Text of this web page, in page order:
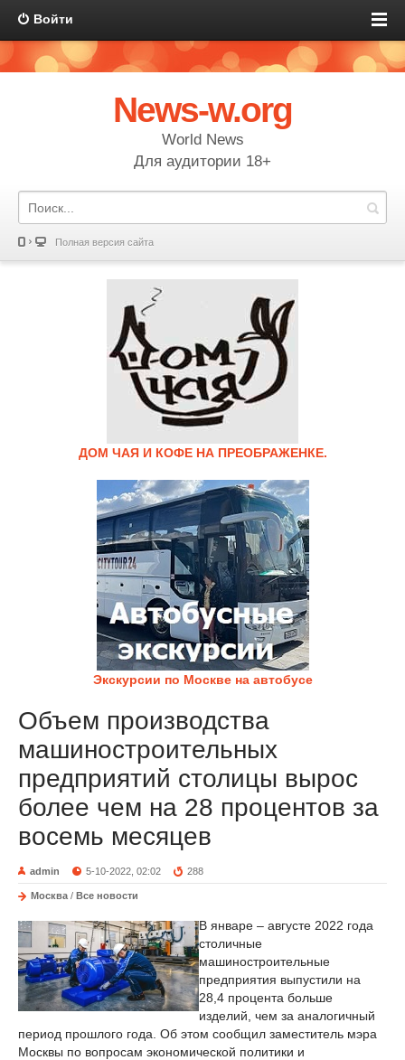
Войти
News-w.org
World News
Для аудитории 18+
Полная версия сайта
ДОМ ЧАЯ И КОФЕ НА ПРЕОБРАЖЕНКЕ.
Экскурсии по Москве на автобусе
Объем производства
машиностроительных
предприятий столицы вырос
более чем на 28 процентов за
восемь месяцев
admin 5-10-2022, 02:02 288
Москва / Все новости
В январе – августе 2022 года
столичные
машиностроительные
предприятия выпустили на
28,4 процента больше
изделий, чем за аналогичный
период прошлого года. Об этом сообщил заместитель мэра
Москвы по вопросам экономической политики и